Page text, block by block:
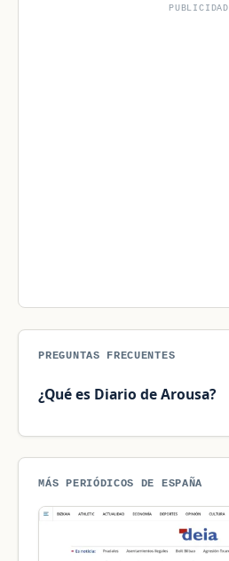
PUBLICIDAD
PREGUNTAS FRECUENTES
¿Qué es Diario de Arousa?
MÁS PERIÓDICOS DE ESPAÑA